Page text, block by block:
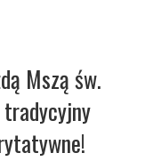
Mszą św.
tradycyjny